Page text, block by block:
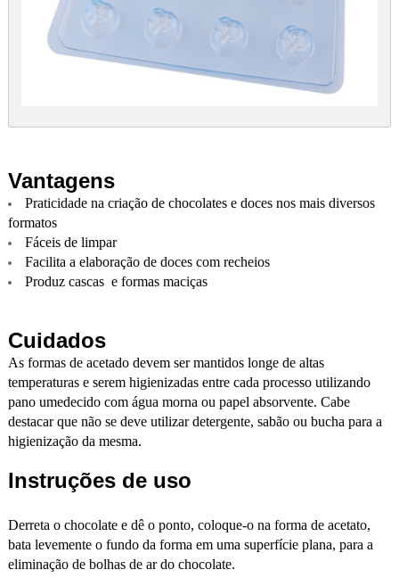
Vantagens
Praticidade na criação de chocolates e doces nos mais diversos
formatos
Fáceis de limpar
Facilita a elaboração de doces com recheios
Produz cascas e formas maciças
Cuidados
As formas de acetado devem ser mantidos longe de altas
temperaturas e serem higienizadas entre cada processo utilizando
pano umedecido com água morna ou papel absorvente. Cabe
destacar que não se deve utilizar detergente, sabão ou bucha para a
higienização da mesma.
Instruções de uso
Derreta o chocolate e dê o ponto, coloque-o na forma de acetato,
bata levemente o fundo da forma em uma superfície plana, para a
eliminação de bolhas de ar do chocolate.